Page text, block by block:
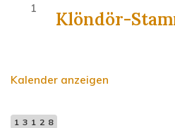
1
Klöndör-
Kalender anzeigen
13128